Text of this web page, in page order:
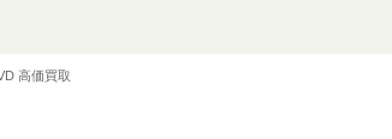
高価買取